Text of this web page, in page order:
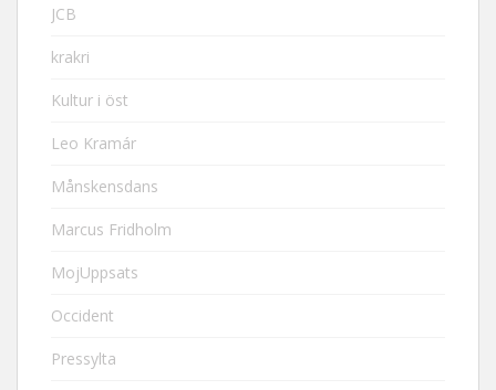
JCB
krakri
Kultur i öst
Leo Kramár
Månskensdans
Marcus Fridholm
MojUppsats
Occident
Pressylta